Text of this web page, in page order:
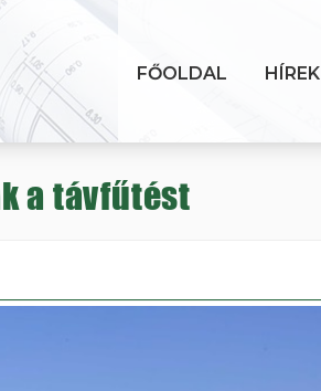
FŐOLDAL HÍREK
a távfűtést